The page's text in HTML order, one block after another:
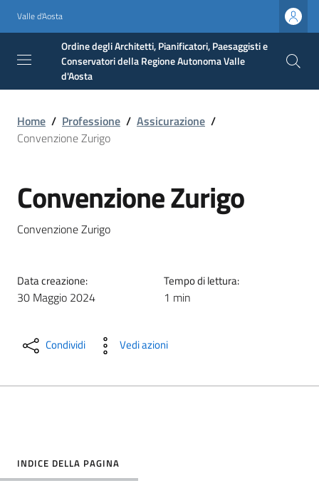
Valle d'Aosta
Ordine degli Architetti, Pianificatori, Paesaggisti e
Conservatori della Regione Autonoma Valle
d'Aosta
Home / Professione / Assicurazione /
Convenzione Zurigo
Convenzione Zurigo
Convenzione Zurigo
Data creazione:
30 Maggio 2024
Tempo di lettura:
1 min
Condividi Vedi azioni
INDICE DELLA PAGINA